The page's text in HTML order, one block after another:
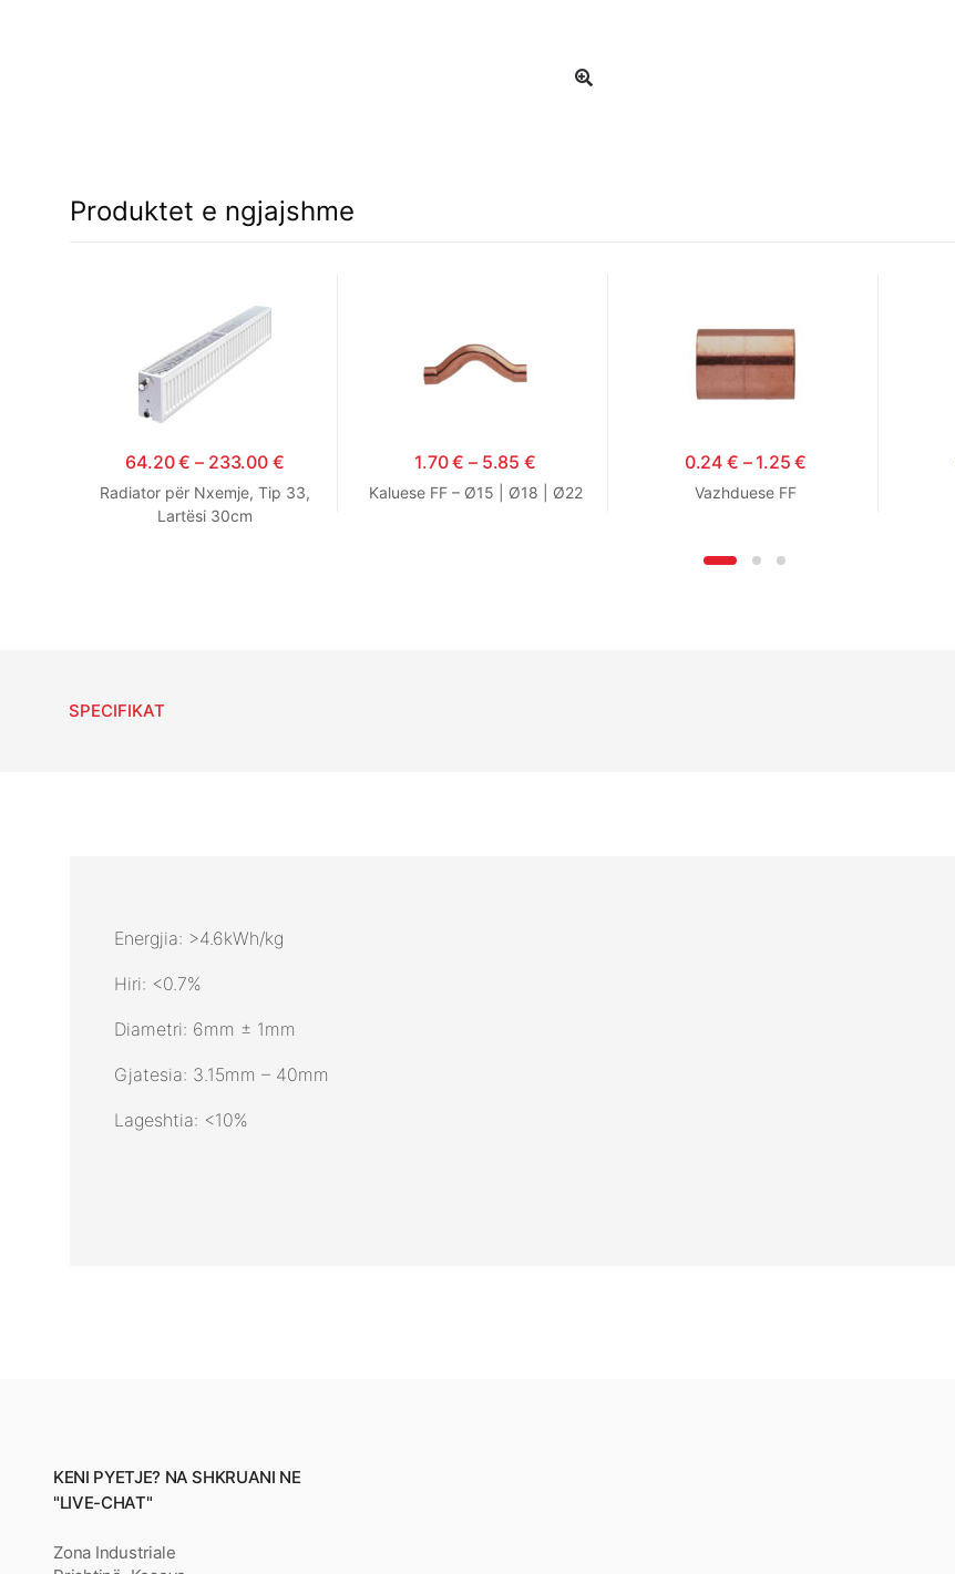
Produktet e ngjajshme
64.20€ – 233.00 €
Radiator për Nxemje, Tip 33,
Lartësi 30cm
1.70€ – 5.85 €
Kaluese FF – Ø15 | Ø18 | Ø22
0.24 € – 1.25€
Vazhduese FF
SPECIFIKAT
Energjia: >4.6kWh/kg
Hiri: <0.7%
Diametri: 6mm ± 1mm
Gjatesia: 3.15mm – 40mm
Lageshtia: <10%
KENI PYETJE? NA SHKRUANI NE
"LIVE-CHAT"
Zona Industriale